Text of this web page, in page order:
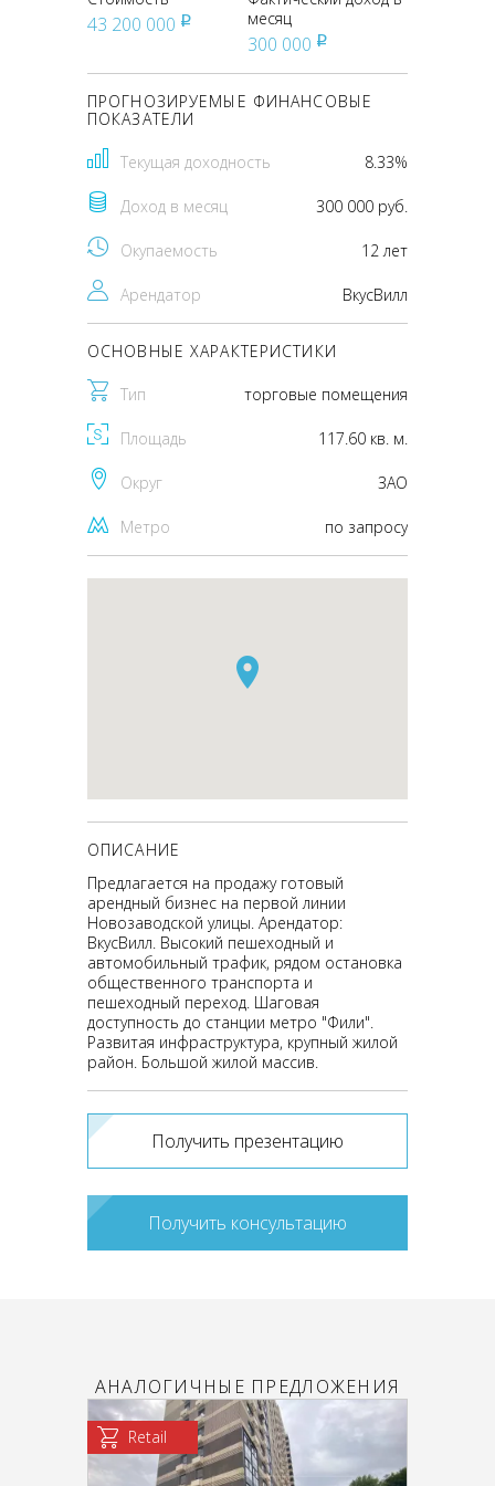
43 200 000 pуб
месяц
300 000 pуб
ПРОГНОЗИРУЕМЫЕ ФИНАНСОВЫЕ
ПОКАЗАТЕЛИ
Текущая доходность 8.33%
Доход в месяц 300 000 руб.
Окупаемость 12 лет
Арендатор ВкусВилл
ОСНОВНЫЕ ХАРАКТЕРИСТИКИ
Тип торговые помещения
Площадь 117.60 кв. м.
Округ ЗАО
Метро по запросу
ОПИСАНИЕ
Предлагается на продажу готовый
арендный бизнес на первой линии
Новозаводской улицы. Арендатор:
ВкусВилл. Высокий пешеходный и
автомобильный трафик, рядом остановка
общественного транспорта и
пешеходный переход. Шаговая
доступность до станции метро "Фили".
Развитая инфраструктура, крупный жилой
район. Большой жилой массив.
Получить презентацию
Получить консультацию
АНАЛОГИЧНЫЕ ПРЕДЛОЖЕНИЯ
Retail